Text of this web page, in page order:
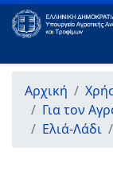
Αρχική
Για τον
Ελιά-Λάδι